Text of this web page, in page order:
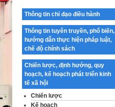
chính luận về bảo vệ nền tảng tư
tưởng của Đảng…
Công bố công khai dự toán kinh
phí xây dựng pháp luật, hoàn
thiện thể chế, chính…
Quy định về nghiên cứu, ứng
dụng khoa học, công nghệ, đổi
mới sáng tạo và chuyển…
Quy định chi tiết và hướng dẫn
Thông tin chỉ đạo điều hành
Thông tin tuyên truyền, phổ biến,
hướng dẫn thực hiện pháp luật,
chế độ chính sách
Chiến lược, định hướng, quy
hoạch, kế hoạch phát triển kinh
tế xã hội
Chiến lược
Kế hoạch